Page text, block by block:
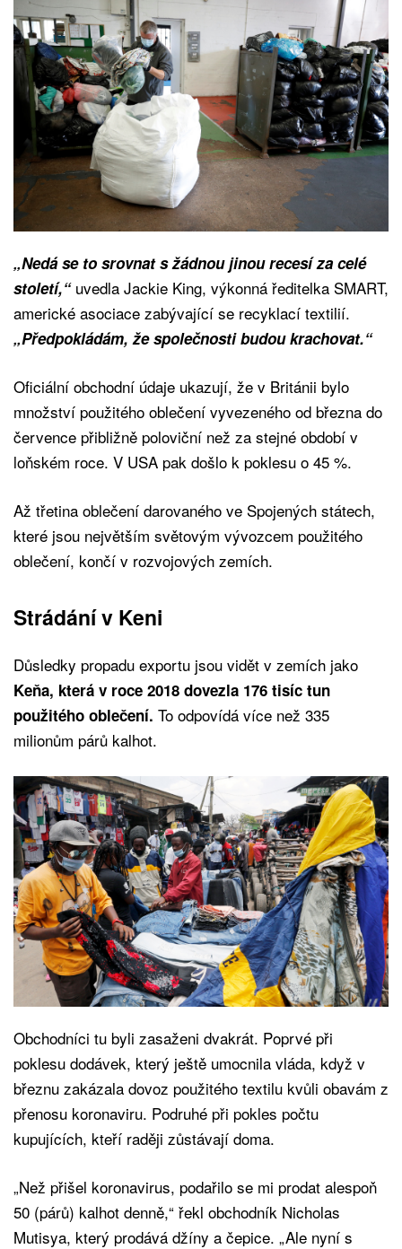
„Nedá se to srovnat s žádnou jinou recesí za celé
století,“uvedla Jackie King, výkonná ředitelka SMART,
americké asociace zabývající se recyklací textilií.
„Předpokládám, že společnosti budou krachovat.“
Oficiální obchodní údaje ukazují, že v Británii bylo
množství použitého oblečení vyvezeného od března do
července přibližně poloviční než za stejné období v
loňském roce. V USA pak došlo k poklesu o 45 %.
Až třetina oblečení darovaného ve Spojených státech,
které jsou největším světovým vývozcem použitého
oblečení, končí v rozvojových zemích.
Strádání v Keni
Důsledky propadu exportu jsou vidět v zemích jako
Keňa, která v roce 2018 dovezla 176 tisíc tun
použitého oblečení. To odpovídá více než 335
milionům párů kalhot.
Obchodníci tu byli zasaženi dvakrát. Poprvé při
poklesu dodávek, který ještě umocnila vláda, když v
březnu zakázala dovoz použitého textilu kvůli obavám z
přenosu koronaviru. Podruhé při pokles počtu
kupujících, kteří raději zůstávají doma.
„Než přišel koronavirus, podařilo se mi prodat alespoň
50 (párů) kalhot denně,“ řekl obchodník Nicholas
Mutisya, který prodává džíny a čepice. „Ale nyní s